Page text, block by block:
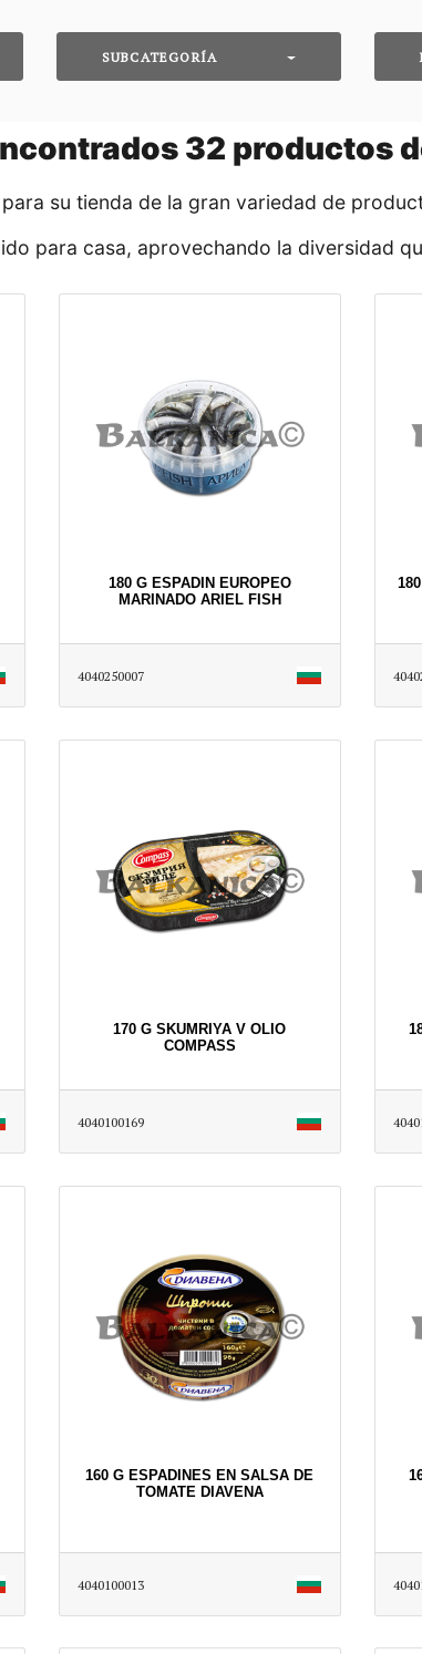
SUBCATEGORÍA
32 productos
su tienda de la gran variedad de
para casa, aprovechando la diversidad
180 G ESPADIN EUROPEO
MARINADO ARIEL FISH
4040250007
170 G SKUMRIYA V OLIO
COMPASS
4040100169
160 G ESPADINES EN SALSA DE
TOMATE DIAVENA
4040100013